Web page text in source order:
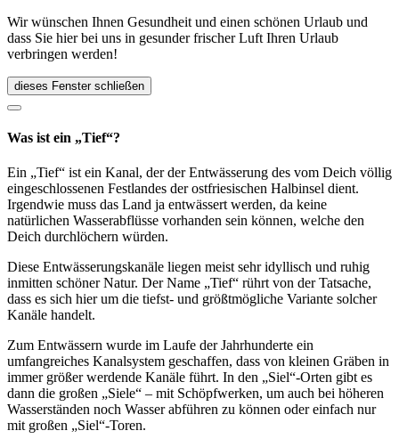
Wir wünschen Ihnen Gesundheit und einen schönen Urlaub und
dass Sie hier bei uns in gesunder frischer Luft Ihren Urlaub
verbringen werden!
dieses Fenster schließen
Was ist ein „Tief“?
Ein „Tief“ ist ein Kanal, der der Entwässerung des vom Deich völlig
eingeschlossenen Festlandes der ostfriesischen Halbinsel dient.
Irgendwie muss das Land ja entwässert werden, da keine
natürlichen Wasserabflüsse vorhanden sein können, welche den
Deich durchlöchern würden.
Diese Entwässerungskanäle liegen meist sehr idyllisch und ruhig
inmitten schöner Natur. Der Name „Tief“ rührt von der Tatsache,
dass es sich hier um die tiefst- und größtmögliche Variante solcher
Kanäle handelt.
Zum Entwässern wurde im Laufe der Jahrhunderte ein
umfangreiches Kanalsystem geschaffen, dass von kleinen Gräben in
immer größer werdende Kanäle führt. In den „Siel“-Orten gibt es
dann die großen „Siele“ – mit Schöpfwerken, um auch bei höheren
Wasserständen noch Wasser abführen zu können oder einfach nur
mit großen „Siel“-Toren.